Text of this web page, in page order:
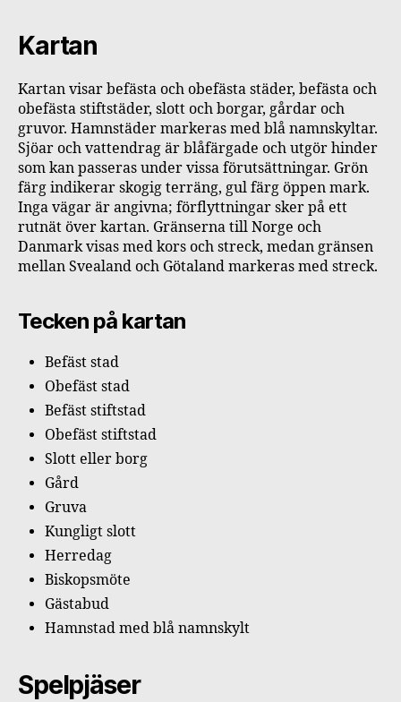
Kartan
Kartan visar befästa och obefästa städer, befästa och
obefästa stiftstäder, slott och borgar, gårdar och
gruvor. Hamnstäder markeras med blå namnskyltar.
Sjöar och vattendrag är blåfärgade och utgör hinder
som kan passeras under vissa förutsättningar. Grön
färg indikerar skogig terräng, gul färg öppen mark.
Inga vägar är angivna; förflyttningar sker på ett
rutnät över kartan. Gränserna till Norge och
Danmark visas med kors och streck, medan gränsen
mellan Svealand och Götaland markeras med streck.
Tecken på kartan
Befäst stad
Obefäst stad
Befäst stiftstad
Obefäst stiftstad
Slott eller borg
Gård
Gruva
Kungligt slott
Herredag
Biskopsmöte
Gästabud
Hamnstad med blå namnskylt
Spelpjäser